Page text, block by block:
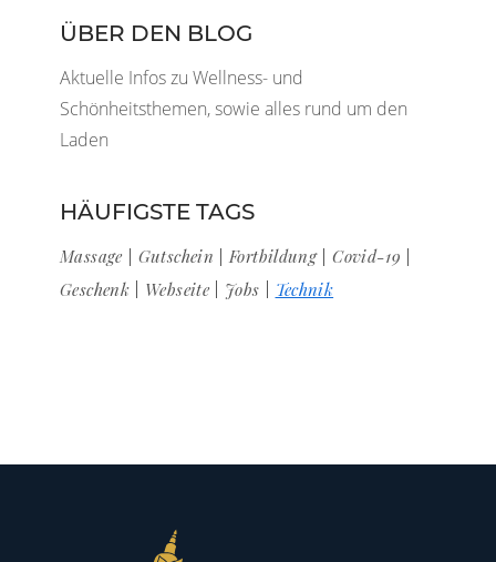
ÜBER DEN BLOG
Aktuelle Infos zu Wellness- und
Schönheitsthemen, sowie alles rund um den
Laden
HÄUFIGSTE TAGS
Massage Gutschein Fortbildung
Covid-19
Geschenk
Webseite Jobs Technik